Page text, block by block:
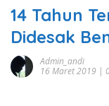
14 Tahun
Didesak
Admin_andi
16 Maret 2019 |